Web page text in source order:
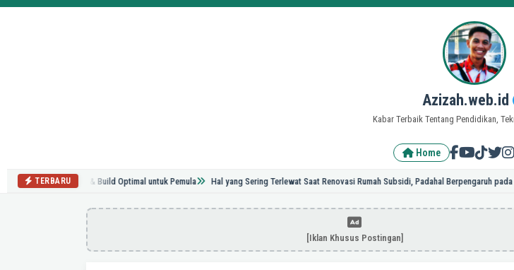
Azizah.web.id
Kabar Terbaik Tentang Pendidikan,
Home
TERBARU
Grinding & Build Optimal untuk Pemula Hal yang Sering Terlewat Saat Renovasi Rumah Subsidi, Padahal Berpengaruh pada
[Iklan Khusus Postingan]